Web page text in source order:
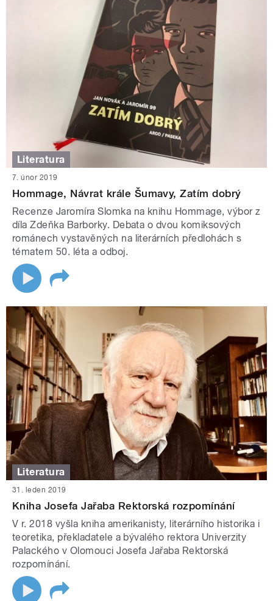
Literatura
7. únor 2019
Hommage, Návrat krále Šumavy, Zatím dobrý
Recenze Jaromíra Slomka na knihu Hommage, výbor z
díla Zdeňka Barborky. Debata o dvou komiksových
románech vystavěných na literárních předlohách s
tématem 50. léta a odboj.
Literatura
31. leden 2019
Kniha Josefa Jařaba Rektorská rozpomínání
V r. 2018 vyšla kniha amerikanisty, literárního historika i
teoretika, překladatele a bývalého rektora Univerzity
Palackého v Olomouci Josefa Jařaba Rektorská
rozpomínání.